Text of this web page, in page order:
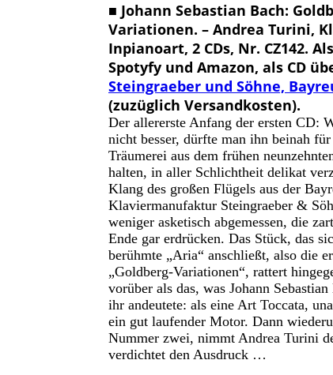
■ Johann Sebastian Bach:
Variationen. – Andrea Turini,
Inpianoart, 2 CDs, Nr. CZ142.
Spotyfy und Amazon, als CD
Steingraeber und Söhne,
(zuzüglich Versandkosten).
Der allererste Anfang der ersten CD:
nicht besser, dürfte man ihn beinah
Träumerei aus dem frühen
halten, in aller Schlichtheit delikat
Klang des großen Flügels aus der
Klaviermanufaktur Steingraeber &
weniger asketisch abgemessen, die
Ende gar erdrücken. Das Stück, das
berühmte „Aria“ anschließt, also die
„Goldberg-Variationen“, rattert
vorüber als das, was Johann
ihr andeutete: als eine Art Toccata,
ein gut laufender Motor. Dann
Nummer zwei, nimmt Andrea Turini
verdichtet den Ausdruck …